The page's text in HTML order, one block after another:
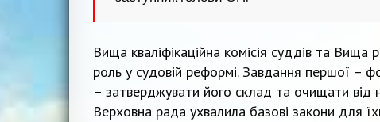
Вища кваліфікаційна комісія суддів та Вища
роль у судовій реформі. Завдання першої –
– затверджувати його склад та очищати від
Верховна рада ухвалила базові закони для